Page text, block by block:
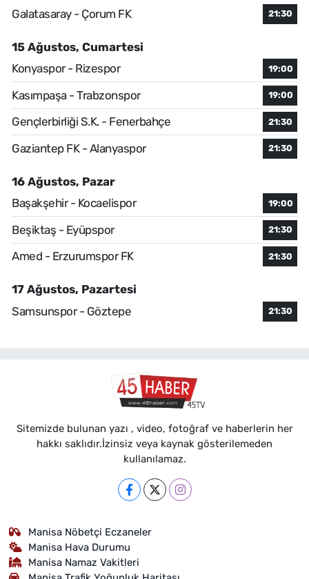
Galatasaray - Çorum FK
21:30
15 Ağustos, Cumartesi
Konyaspor - Rizespor
19:00
Kasımpaşa - Trabzonspor 19:00
Gençlerbirliği S.K. - Fenerbahçe 21:30
Gaziantep FK - Alanyaspor 21:30
16 Ağustos, Pazar
Başakşehir - Kocaelispor
19:00
Beşiktaş - Eyüpspor 21:30
Amed - Erzurumspor FK 21:30
17 Ağustos, Pazartesi
Samsunspor - Göztepe
21:30
Sitemizde bulunan yazı , video, fotoğraf ve haberlerin her
hakkı saklıdır.İzinsiz veya kaynak gösterilemeden
kullanılamaz.
Manisa Nöbetçi Eczaneler
Manisa Hava Durumu
Manisa Namaz Vakitleri